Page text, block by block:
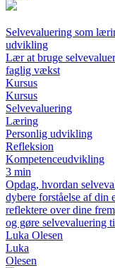
Selvevaluering som
udvikling
Lær at bruge
faglig vækst
Kursus
Kursus
Selvevaluering
Læring
Personlig udvikling
Refleksion
Kompetenceudvikling
3 min
Opdag, hvordan
dybere forståelse af
reflektere over dine
og gøre selvevaluering
Luka Olesen
Luka
Olesen